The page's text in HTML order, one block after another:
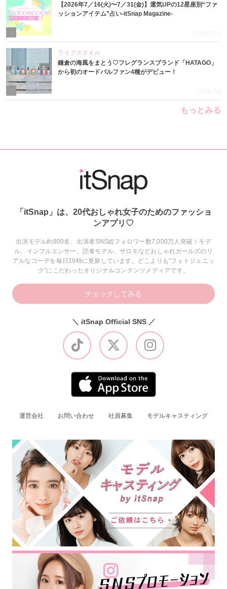
4
【2026年7／16(火)〜7／31(金)】運気UPの12星座別“ファ
ッションアイテム”占い-itSnap Magazine-
2026.7.16
ライフスタイル
鎌倉の海風をまとう♡フレグランスブランド「HATAGO」
から初のオードパルファン4種がデビュー！
2026.7.6
もっとみる
「itSnap」は、20代おしゃれ女子のためのファッショ
ンアプリ♡
出演モデル約800名、出演者SNS総フォロワー数7,000万人突破！モデ
ル、インフルエンサー、読者モデル、サロモなどおしゃれガールズのリ
アルなコーデを毎日19時に更新しています。どこよりも“フォトジェニッ
ク”にこだわったオリジナルコンテンツメディアです。
チェックしてみる
＼ itSnap Official SNS ／
運営会社 お問い合わせ 社員募集 モデルキャスティング